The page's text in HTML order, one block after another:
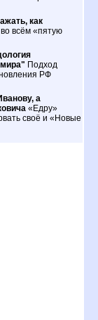
как
всём «пятую
мира" Подход
РФ
а
«Едру»
своё и «Новые